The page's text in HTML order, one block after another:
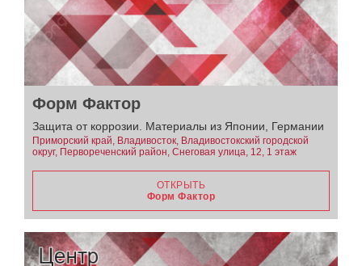
Форм Фактор
Защита от коррозии. Материалы из Японии, Германии
Приморский край, Владивосток, Владивостокский городской
округ, Первореченский район, Снеговая улица, 12, 1 этаж
ОТКРЫТЬ
Форм Фактор